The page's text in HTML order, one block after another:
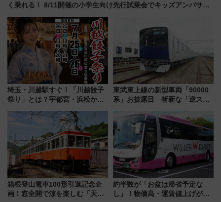
く乗れる！ 8/11開催の小学生向け先行試乗会でキッズアンバサダ
埼玉・川越駅すぐ！「川越餃子
祭り」とは？宇都宮・浜松から
を食べ比べ【7月25日・26日開
東武東上線の新型車両「90000
系」お披露目 斬新な「逆スラ
放的な車内空間に注目、デビュ
ーは9月
箱根登山電車100形引退記念企
画！窓全開で涼を楽しむ「天然
約半数が「お盆は帰省予定な
し」！物価高・運賃値上げが財